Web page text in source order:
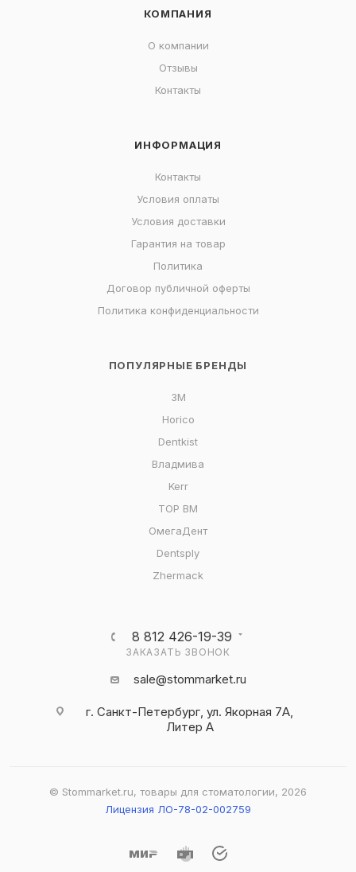
КОМПАНИЯ
О компании
Отзывы
Контакты
ИНФОРМАЦИЯ
Контакты
Условия оплаты
Условия доставки
Гарантия на товар
Политика
Договор публичной оферты
Политика конфиденциальности
ПОПУЛЯРНЫЕ БРЕНДЫ
3M
Horico
Dentkist
Владмива
Kerr
ТОР ВМ
ОмегаДент
Dentsply
Zhermack
8 812 426-19-39
ЗАКАЗАТЬ ЗВОНОК
sale@stommarket.ru
г. Cанкт-Петербург, ул. Якорная 7А,
Литер А
© Stommarket.ru, товары для стоматологии, 2026
Лицензия ЛО-78-02-002759